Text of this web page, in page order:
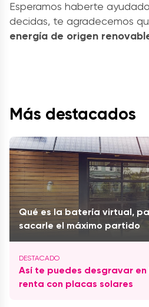
Esperamos haberte
decidas, te agradecemos
energía de origen
Más destacados
Qué es la batería virtual,
sacarle el máximo partido
Así te puedes desgravar
renta con placas solares